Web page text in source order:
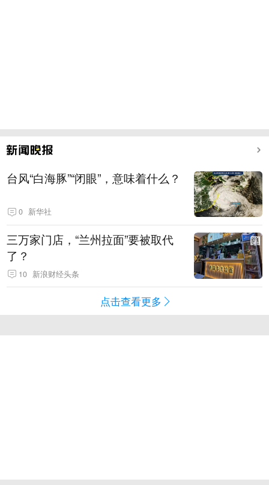
台风“白海豚”“闭眼”，意味着什么？
0 新华社
三万家门店，“兰州拉面”要被取代
了？
10 新浪财经头条
点击查看更多